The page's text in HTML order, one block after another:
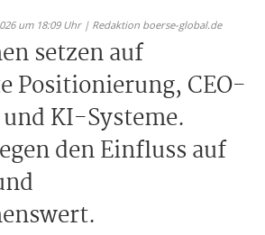
um 18:09 Uhr | Redaktion boerse-global.de
setzen auf
Positionierung, CEO-
KI-Systeme.
den Einfluss auf